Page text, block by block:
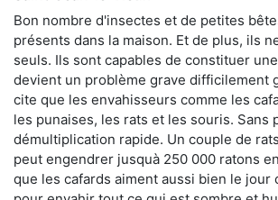
Bon nombre d'insectes et de petites
présents dans la maison. Et de plus, ils
seuls. Ils sont capables de constituer
devient un problème grave difficilement
cite que les envahisseurs comme les
les punaises, les rats et les souris. Sans
démultiplication rapide. Un couple de
peut engendrer jusquà 250 000 ratons
que les cafards aiment aussi bien le jour